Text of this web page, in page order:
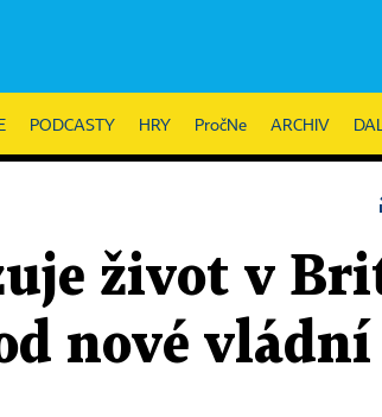
PODCASTY HRY PročNe ARCHIV
život v
nové vládní